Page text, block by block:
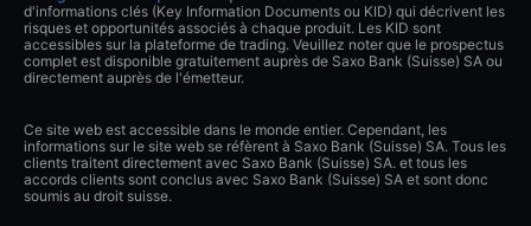
d'informations clés (Key Information Documents ou KID) qui décrivent les
risques et opportunités associés à chaque produit. Les KID sont
accessibles sur la plateforme de trading. Veuillez noter que le prospectus
complet est disponible gratuitement auprès de Saxo Bank (Suisse) SA ou
directement auprès de l'émetteur.
Ce site web est accessible dans le monde entier. Cependant, les
informations sur le site web se réfèrent à Saxo Bank (Suisse) SA. Tous les
clients traitent directement avec Saxo Bank (Suisse) SA. et tous les
accords clients sont conclus avec Saxo Bank (Suisse) SA et sont donc
soumis au droit suisse.